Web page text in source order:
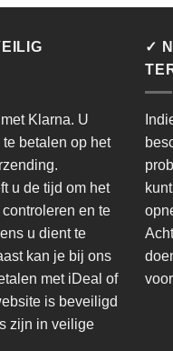
Klarna. U
betalen op het
u de tijd om het
en te
u dient te
kan je bij ons
met iDeal of
is beveiligd
zijn in veilige
✓